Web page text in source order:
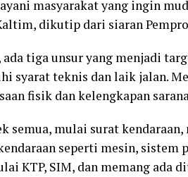
masyarakat yang ingin
dikutip dari siaran
ada tiga unsur yang menjadi
syarat teknis dan laik jalan.
fisik dan kelengkapan
semua, mulai surat
seperti mesin, sistem
KTP, SIM, dan memang ada